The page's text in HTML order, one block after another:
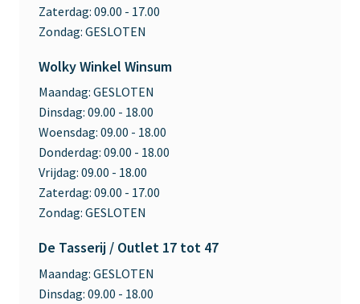
Zaterdag: 09.00 - 17.00
Zondag: GESLOTEN
Wolky Winkel Winsum
Maandag: GESLOTEN
Dinsdag: 09.00 - 18.00
Woensdag: 09.00 - 18.00
Donderdag: 09.00 - 18.00
Vrijdag: 09.00 - 18.00
Zaterdag: 09.00 - 17.00
Zondag: GESLOTEN
De Tasserij / Outlet 17 tot 47
Maandag: GESLOTEN
Dinsdag: 09.00 - 18.00